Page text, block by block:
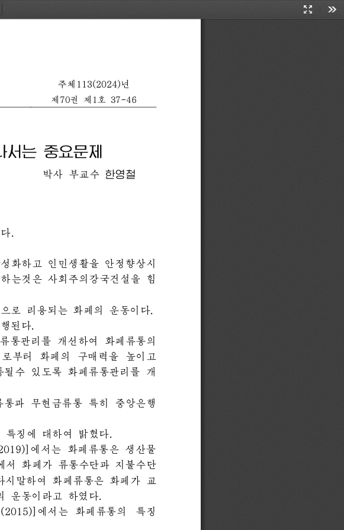
주체113(2024)년
제70권 제1호 37-46
서는 중요문제
박사 부교수 한영철
.
화하고 인민생활을 안정향상시
는것은 사회주의강국건설을 힘
로 리용되는 화페의 운동이다.
된다.
통관리를 개선하여 화페류통의
부터 화페의 구매력을 높이고
수 있도록 화페류통관리를 개
과 무현금류통 특히 중앙은행
특징에 대하여 밝혔다.
에서는 화페류통은 생산물
서 화페가 류통수단과 지불수단
말하여 화페류통은 화페가 교
운동이라고 하였다.
에서는  화페류통의  특징